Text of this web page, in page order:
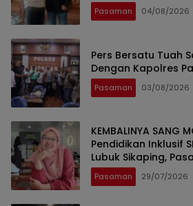
Pasaman 04/08/2026
Pers Bersatu Tuah
Dengan Kapolres
Pasaman 03/08/2026
KEMBALINYA SANG
Pendidikan Inklusif
Lubuk Sikaping,
Rahmawati Ismar SS
Lubuk Sikaping,
Pasaman 29/07/2026